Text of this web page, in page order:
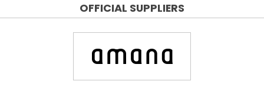
OFFICIAL SUPPLIERS